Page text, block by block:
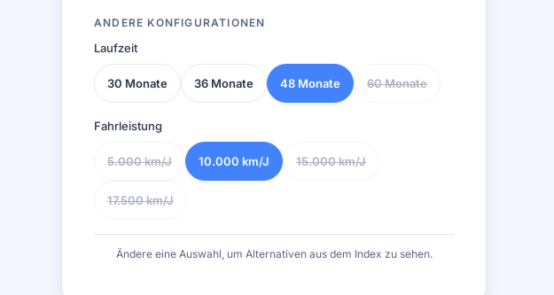
ANDERE KONFIGURATIONEN
Laufzeit
30 Monate 36 Monate 48 Monate 60 Monate
Fahrleistung
5.000 km/J 10.000 km/J 15.000 km/J
17.500 km/J
Ändere eine Auswahl, um Alternativen aus dem Index zu sehen.